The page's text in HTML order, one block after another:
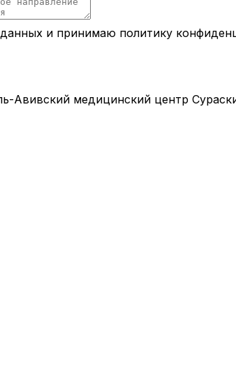
данных и принимаю политику
Авивский медицинский центр